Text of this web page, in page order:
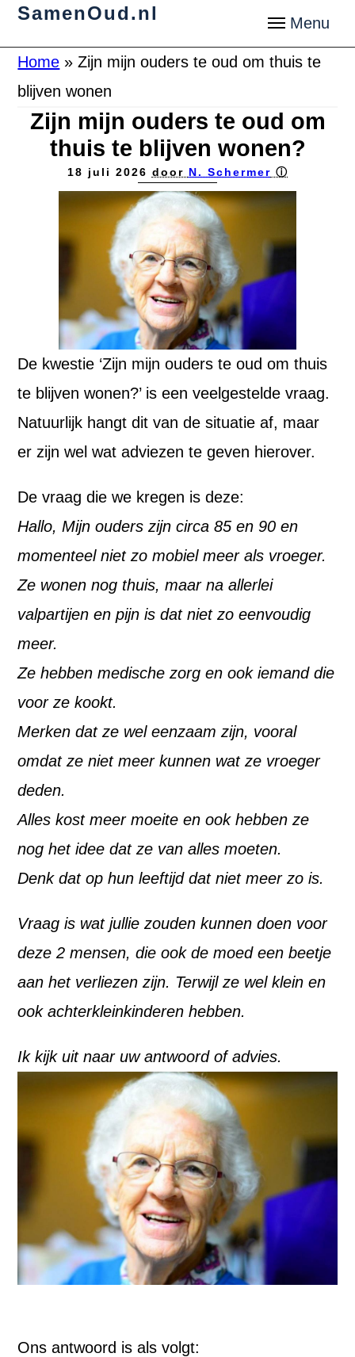
SamenOud.nl
Home »Zijn mijn ouders te oud om thuis te
blijven wonen
Zijn mijn ouders te oud om
thuis te blijven wonen?
18 juli 2026 door N. Schermer ⓘ
De kwestie ‘Zijn mijn ouders te oud om thuis
te blijven wonen?’ is een veelgestelde vraag.
Natuurlijk hangt dit van de situatie af, maar
er zijn wel wat adviezen te geven hierover.
De vraag die we kregen is deze:
Hallo, Mijn ouders zijn circa 85 en 90 en
momenteel niet zo mobiel meer als vroeger.
Ze wonen nog thuis, maar na allerlei
valpartijen en pijn is dat niet zo eenvoudig
meer.
Ze hebben medische zorg en ook iemand die
voor ze kookt.
Merken dat ze wel eenzaam zijn, vooral
omdat ze niet meer kunnen wat ze vroeger
deden.
Alles kost meer moeite en ook hebben ze
nog het idee dat ze van alles moeten.
Denk dat op hun leeftijd dat niet meer zo is.
Vraag is wat jullie zouden kunnen doen voor
deze 2 mensen, die ook de moed een beetje
aan het verliezen zijn. Terwijl ze wel klein en
ook achterkleinkinderen hebben.
Ik kijk uit naar uw antwoord of advies.
Ons antwoord is als volgt: